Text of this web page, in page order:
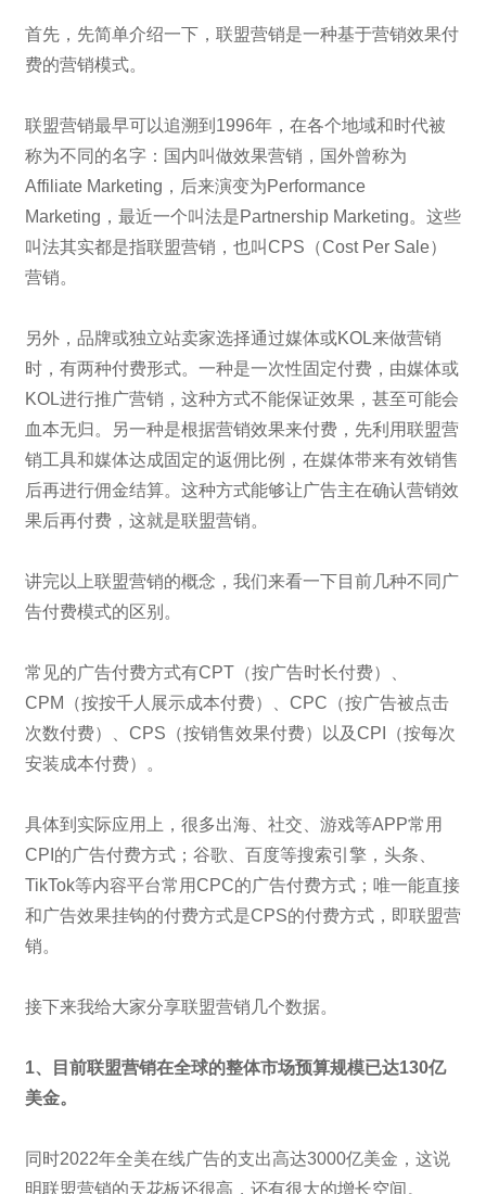
首先，先简单介绍一下，联盟营销是一种基于营销效果付
费的营销模式。
联盟营销最早可以追溯到1996年，在各个地域和时代被
称为不同的名字：国内叫做效果营销，国外曾称为
Affiliate Marketing，后来演变为Performance
Marketing，最近一个叫法是Partnership Marketing。这些
叫法其实都是指联盟营销，也叫CPS（Cost Per Sale）
营销。
另外，品牌或独立站卖家选择通过媒体或KOL来做营销
时，有两种付费形式。一种是一次性固定付费，由媒体或
KOL进行推广营销，这种方式不能保证效果，甚至可能会
血本无归。另一种是根据营销效果来付费，先利用联盟营
销工具和媒体达成固定的返佣比例，在媒体带来有效销售
后再进行佣金结算。这种方式能够让广告主在确认营销效
果后再付费，这就是联盟营销。
讲完以上联盟营销的概念，我们来看一下目前几种不同广
告付费模式的区别。
常见的广告付费方式有CPT（按广告时长付费）、
CPM（按按千人展示成本付费）、CPC（按广告被点击
次数付费）、CPS（按销售效果付费）以及CPI（按每次
安装成本付费）。
具体到实际应用上，很多出海、社交、游戏等APP常用
CPI的广告付费方式；谷歌、百度等搜索引擎，头条、
TikTok等内容平台常用CPC的广告付费方式；唯一能直接
和广告效果挂钩的付费方式是CPS的付费方式，即联盟营
销。
接下来我给大家分享联盟营销几个数据。
1、目前联盟营销在全球的整体市场预算规模已达130亿
美金。
同时2022年全美在线广告的支出高达3000亿美金，这说
明联盟营销的天花板还很高，还有很大的增长空间。